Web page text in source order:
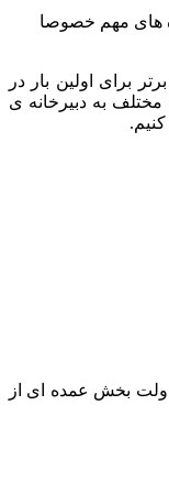
های مهم خصوصا
برای اولین بار در
به دبیرخانه ی
بخش عمده ای از